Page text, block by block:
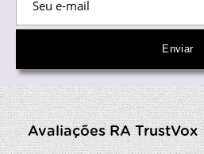
Avaliações RA TrustVox